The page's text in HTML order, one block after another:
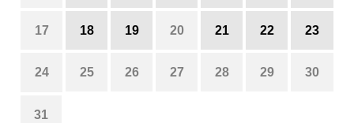
17 18 19 20 21 22 23
24 25 26 27 28 29 30
31